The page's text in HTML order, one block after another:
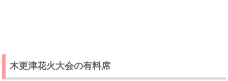
木更津花火大会の有料席